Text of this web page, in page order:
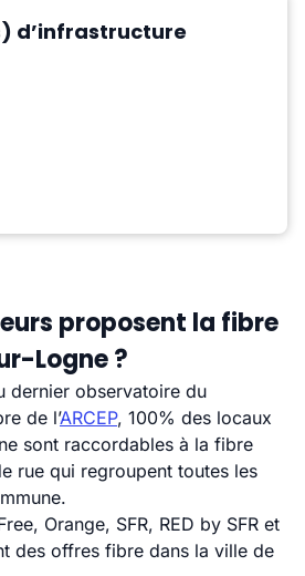
d’infrastructure
proposent la fibre
Logne ?
dernier observatoire du
de l’ARCEP, 100% des locaux
sont raccordables à la fibre
rue qui regroupent toutes les
Orange, SFR, RED by SFR et
des offres fibre dans la ville de